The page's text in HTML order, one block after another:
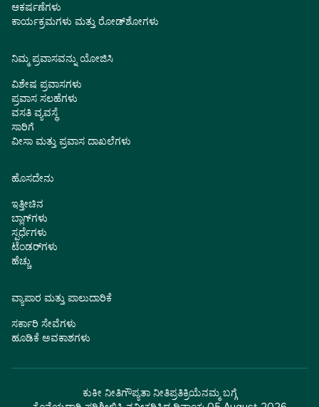
ಆಕರ್ಷಣೆಗಳು
ಕಾರ್ಯಕ್ರಮಗಳು ಮತ್ತು ರೋಡ್‌ಶೋಗಳು
ನಿಮ್ಮ ಪ್ರವಾಸವನ್ನು ಯೋಜಿಸಿ
ವಿಶೇಷ ಪ್ರವಾಸಗಳು
ಪ್ರವಾಸ ಸಲಹೆಗಳು
ವಸತಿ ವ್ಯವಸ್ಥೆ
ಸಾರಿಗೆ
ವೀಸಾ ಮತ್ತು ಪ್ರವಾಸ ದಾಖಲೆಗಳು
ಹೊಸದೇನು
ಇತ್ತೀಚಿನ
ಬ್ಲಾಗ್‌ಗಳು
ಸ್ಪರ್ಧೆಗಳು
ಟೆಂಡರ್‌ಗಳು
ಹೆಚ್ಚು
ವ್ಯಾಪಾರ ಮತ್ತು ಪಾಲುದಾರಿಕೆ
ಸರ್ಕಾರಿ ಸೇವೆಗಳು
ಹೂಡಿಕೆ ಅವಕಾಶಗಳು
ಕುಕೀ ನೀತಿಗೌಪ್ಯತಾ ನೀತಿಪ್ರತಿಕ್ರಿಯೆನಮ್ಮ ಬಗ್ಗೆ